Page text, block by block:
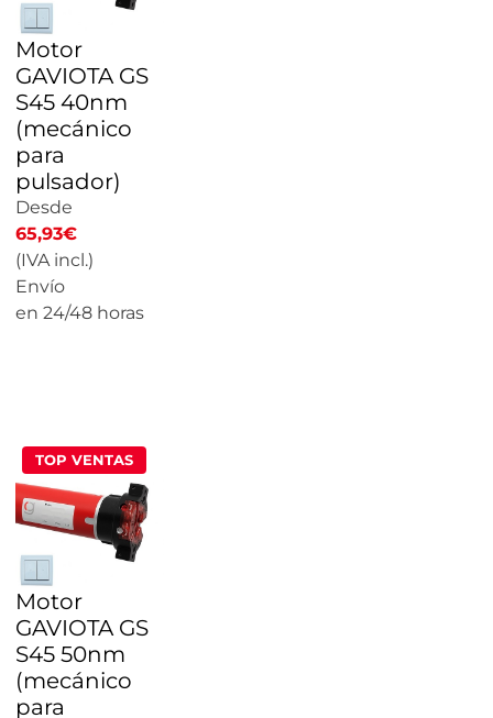
Motor
GAVIOTA GS
S45 40nm
(mecánico
para
pulsador)
Desde
65,93€
(IVA incl.)
Envío
en 24/48 horas
TOP VENTAS
Motor
GAVIOTA GS
S45 50nm
(mecánico
para